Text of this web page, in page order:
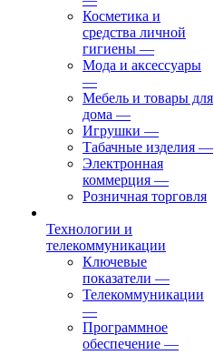
Косметика и
средства личной
гигиены —
Мода и аксессуары
—
Мебель и товары для
дома —
Игрушки —
Табачные изделия —
Электронная
коммерция —
Розничная торговля
Технологии и
телекоммуникации
Ключевые
показатели —
Телекоммуникации
—
Программное
обеспечение —